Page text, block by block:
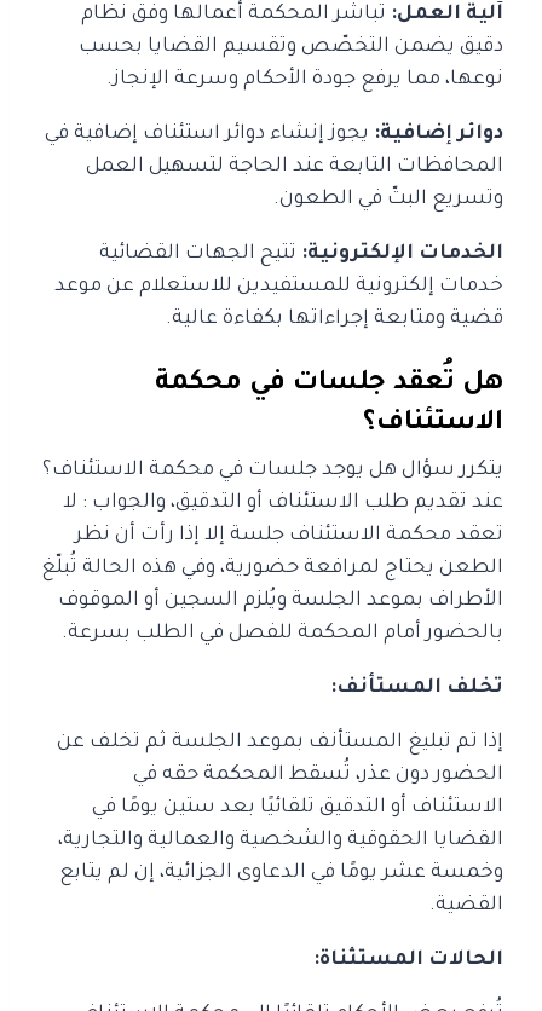
آلية العمل: تباشر المحكمة أعمالها وفق نظام
دقيق يضمن التخصّص وتقسيم القضايا بحسب
نوعها، مما يرفع جودة الأحكام وسرعة الإنجاز.
دوائر إضافية: يجوز إنشاء دوائر استئناف إضافية في
المحافظات التابعة عند الحاجة لتسهيل العمل
وتسريع البتّ في الطعون.
الخدمات الإلكترونية: تتيح الجهات القضائية
خدمات إلكترونية للمستفيدين للاستعلام عن موعد
قضية ومتابعة إجراءاتها بكفاءة عالية.
هل تُعقد جلسات في محكمة
الاستئناف؟
يتكرر سؤال هل يوجد جلسات في محكمة الاستئناف؟
عند تقديم طلب الاستئناف أو التدقيق، والجواب : لا
تعقد محكمة الاستئناف جلسة إلا إذا رأت أن نظر
الطعن يحتاج لمرافعة حضورية، وفي هذه الحالة تُبلّغ
الأطراف بموعد الجلسة ويُلزم السجين أو الموقوف
بالحضور أمام المحكمة للفصل في الطلب بسرعة.
تخلف المستأنف:
إذا تم تبليغ المستأنف بموعد الجلسة ثم تخلف عن
الحضور دون عذر، تُسقط المحكمة حقه في
الاستئناف أو التدقيق تلقائيًا بعد ستين يومًا في
القضايا الحقوقية والشخصية والعمالية والتجارية،
وخمسة عشر يومًا في الدعاوى الجزائية، إن لم يتابع
القضية.
الحالات المستثناة: